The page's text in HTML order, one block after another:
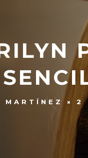
MARTÍNEZ 2